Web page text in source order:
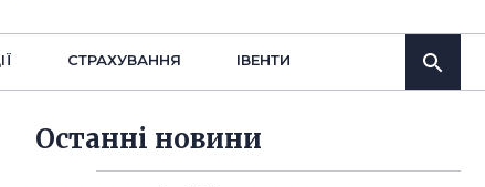
СТРАХУВАННЯ IВЕНТИ
Останнi новини